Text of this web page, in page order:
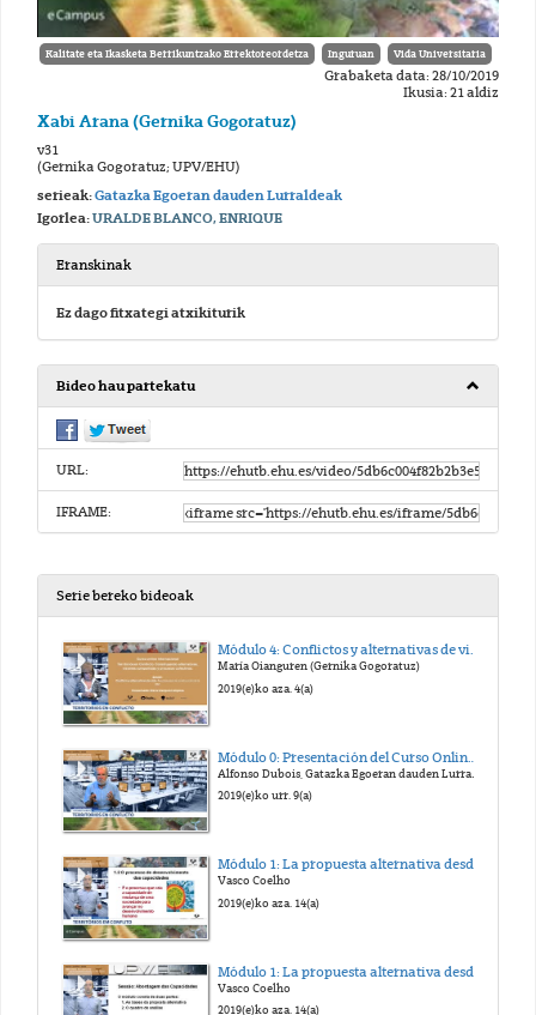
Kalitate eta Ikasketa Berrikuntzako Errektoreordetza Inguruan Vida Universitaria
Grabaketa data: 28/10/2019
Ikusia: 21 aldiz
Xabi Arana (Gernika Gogoratuz)
v31
(Gernika Gogoratuz; UPV/EHU)
serieak:Gatazka Egoeran dauden Lurraldeak
Igorlea:URALDE BLANCO, ENRIQUE
Eranskinak
Ez dago fitxategi atxikiturik
Bideo hau partekatu
URL:
IFRAME:
Serie bereko bideoak
Módulo 4: Conflictos y alternativas de vida. Apuntes para la construcción de la paz. Presentación.
María Oianguren (Gernika Gogoratuz)
2019(e)ko aza. 4(a)
Alfonso Dubois, Gatazka Egoeran dauden Lurraldeetan eraikitzen alternatibak, ikuspegi partekatuak eta prozesu kolektiboak
2019(e)ko urr. 9(a)
Vasco Coelho
2019(e)ko aza. 14(a)
Vasco Coelho
2019(e)ko aza. 14(a)